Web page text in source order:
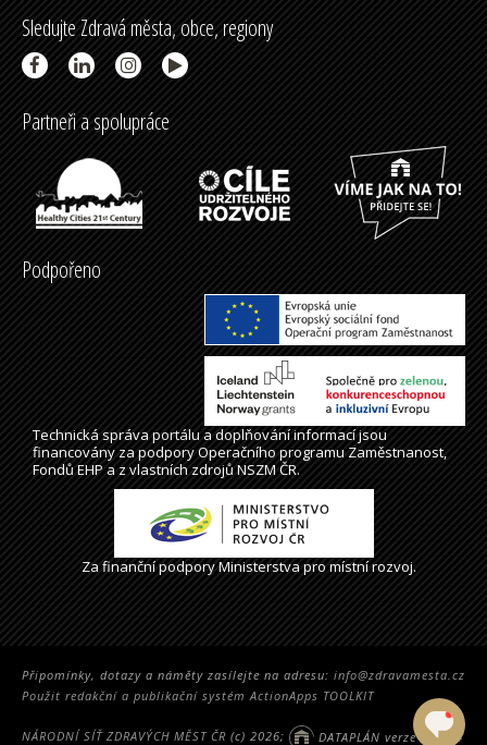
Sledujte Zdravá města, obce, regiony
Partneři a spolupráce
Podpořeno
Technická správaportálua doplňování informací jsou
financovány za podpory Operačního programu Zaměstnanost,
Fondů EHP a z vlastních zdrojů NSZM ČR.
Za finanční podpory Ministerstva pro místní rozvoj.
Připomínky, dotazy a náměty zasílejte na adresu: info@zdravamesta.cz
Použit redakční a publikační systém ActionApps TOOLKIT
NÁRODNÍ SÍŤ ZDRAVÝCH MĚST ČR (c) 2026; DATAPLÁN verze 2.5314